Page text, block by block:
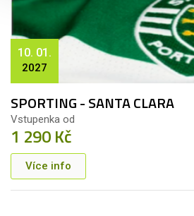
10. 01.
2027
SPORTING - SANTA CLARA
Vstupenka od
1 290 Kč
Více info